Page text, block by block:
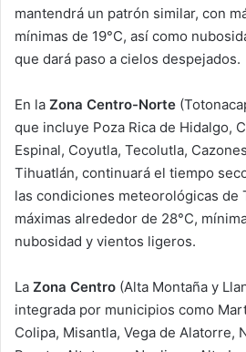
mantendrá un patrón similar, con
mínimas de 19°C, así como
que dará paso a cielos despejados.
En la Zona Centro-Norte
que incluye Poza Rica de Hidalgo,
Espinal, Coyutla, Tecolutla,
Tihuatlán, continuará el tiempo
las condiciones meteorológicas de
máximas alrededor de 28°C,
nubosidad y vientos ligeros.
La Zona Centro (Alta Montaña y
integrada por municipios como
Colipa, Misantla, Vega de Alatorre,